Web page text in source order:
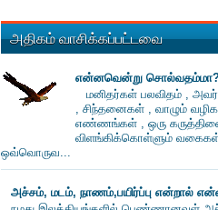
அதிகம் வாசிக்கப்பட்டவை
என்னவென்று
மனிதர்கள் பலவிதம் ,
, சிந்தனைகள் , வாழும்
எண்ணங்கள் , ஒரு
விளங்கிக்கொள்ளும்
ஒவ்வொருவ...
அச்சம், மடம், நாணம்,பயிர்ப்பு என்றால்